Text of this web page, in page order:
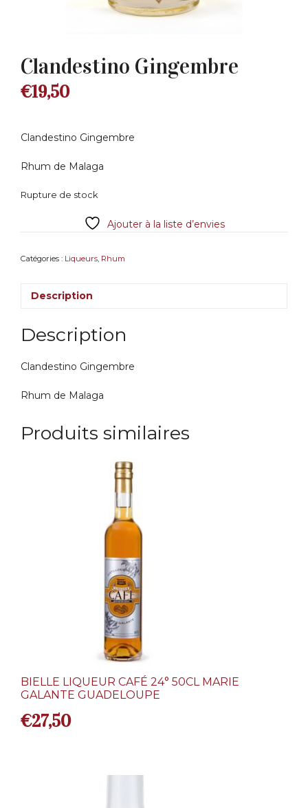
Clandestino Gingembre
€19,50
Clandestino Gingembre
Rhum de Malaga
Rupture de stock
Ajouter à la liste d’envies
Catégories : Liqueurs, Rhum
Description
Description
Clandestino Gingembre
Rhum de Malaga
Produits similaires
BIELLE LIQUEUR CAFÉ 24° 50CL MARIE
GALANTE GUADELOUPE
€27,50